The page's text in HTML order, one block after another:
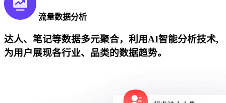
流量数据分析
达人、笔记等数据多元聚合，利用AI智能分析技术,
为用户展现各行业、品类的数据趋势。